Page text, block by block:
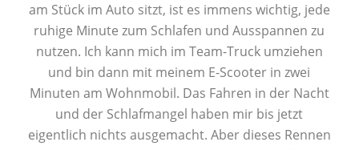
am Stück im Auto sitzt, ist es immens wichtig, jede
ruhige Minute zum Schlafen und Ausspannen zu
nutzen. Ich kann mich im Team-Truck umziehen
und bin dann mit meinem E-Scooter in zwei
Minuten am Wohnmobil. Das Fahren in der Nacht
und der Schlafmangel haben mir bis jetzt
eigentlich nichts ausgemacht. Aber dieses Rennen